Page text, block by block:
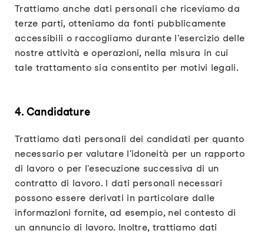
Trattiamo anche dati personali che riceviamo da
terze parti, otteniamo da fonti pubblicamente
accessibili o raccogliamo durante l'esercizio delle
nostre attività e operazioni, nella misura in cui
tale trattamento sia consentito per motivi legali.
4. Candidature
Trattiamo dati personali dei candidati per quanto
necessario per valutare l'idoneità per un rapporto
di lavoro o per l'esecuzione successiva di un
contratto di lavoro. I dati personali necessari
possono essere derivati in particolare dalle
informazioni fornite, ad esempio, nel contesto di
un annuncio di lavoro. Inoltre, trattiamo dati